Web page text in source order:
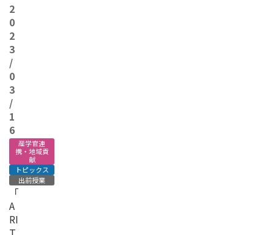
2
0
2
3
/
0
3
/
1
6
産学官連
携・地域貢
献
トピックス
出前授業
「
A
RI